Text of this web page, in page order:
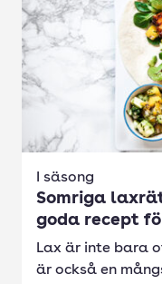
I säsong
Somriga
goda recept
Lax är inte bara
är också en